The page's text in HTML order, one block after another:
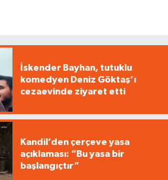
İskender Bayhan, tutuklu
komedyen Deniz Göktaş’ı
cezaevinde ziyaret etti
Kandil’den çerçeve yasa
açıklaması: “Bu yasa bir
başlangıçtır”